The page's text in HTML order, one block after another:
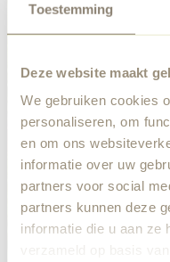
Toestemming
Deze website maakt
We gebruiken cookies
personaliseren, om
en om ons
informatie over uw
partners voor social
partners kunnen deze
informatie die u aan ze
verzameld op basis